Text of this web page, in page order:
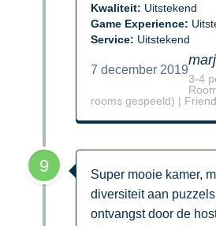
Kwaliteit: Uitstekend
Game Experience:
Service: Uitstekend
7 december 2019
3-4
rooms gespeeld) |
9
Super mooie kamer,
diversiteit aan
ontvangst door de